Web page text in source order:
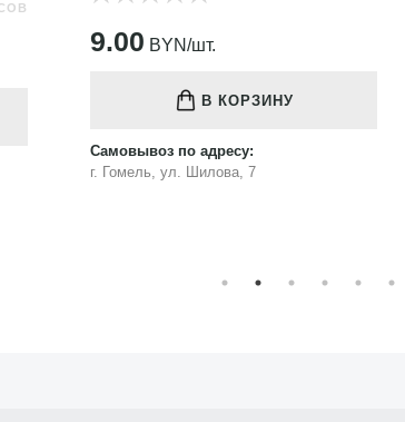
9.00 BYN/шт.
В КОРЗИНУ
Самовывоз по адресу:
г. Гомель, ул. Шилова, 7